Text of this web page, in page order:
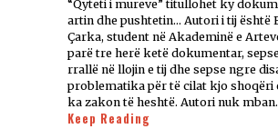
“Qyteti i mureve” titullohet ky
artin dhe pushtetin… Autori i tij është
Çarka, student në Akademinë e
parë tre herë ketë dokumentar,
rrallë në llojin e tij dhe sepse ngre
problematika për të cilat kjo shoqëri
ka zakon të heshtë. Autori nuk
Keep Reading